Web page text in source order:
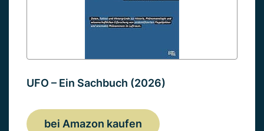
UFO – Ein Sachbuch (2026)
bei Amazon kaufen